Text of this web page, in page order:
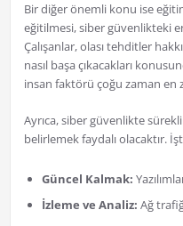
Bir diğer önemli konu ise
eğitilmesi, siber güvenlikteki
Çalışanlar, olası tehditler
nasıl başa çıkacakları
insan faktörü çoğu zaman en
Ayrıca, siber güvenlikte
belirlemek faydalı olacaktır.
Güncel Kalmak:
İzleme ve Analiz: Ağ